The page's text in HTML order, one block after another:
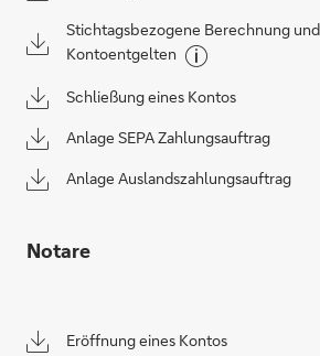
Stichtagsbezogene Berechnung
Kontoentgelten
Schließung eines Kontos
Anlage SEPA Zahlungsauftrag
Anlage Auslandszahlungsauftrag
Notare
Eröffnung eines Kontos